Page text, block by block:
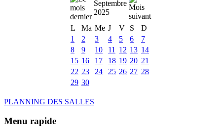
Septembre
2025
L
Ma Me J V S
D
1
2 3 4 5 6
7
8
9 10 11 12 13 14
15 16 17 18 19 20 21
22 23 24 25 26 27 28
29 30
PLANNING DES SALLES
Menu rapide